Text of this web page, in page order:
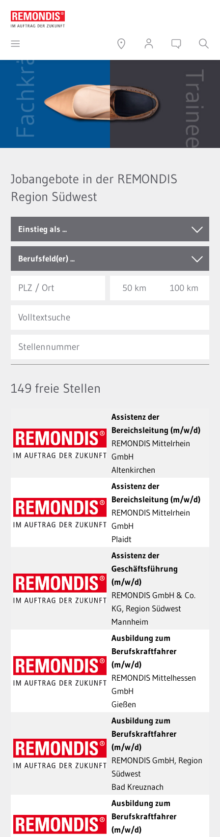
Jobangebote in der REMONDIS
Region Südwest
Einstieg als ...
Berufsfeld(er) ...
50 km 100 km
149 freie Stellen
Assistenz der
Bereichsleitung (m/w/d)
REMONDIS Mittelrhein
GmbH
Altenkirchen
Assistenz der
Bereichsleitung (m/w/d)
REMONDIS Mittelrhein
GmbH
Plaidt
Assistenz der
Geschäftsführung
(m/w/d)
REMONDIS GmbH & Co.
KG, Region Südwest
Mannheim
Ausbildung zum
Berufskraftfahrer
(m/w/d)
REMONDIS Mittelhessen
GmbH
Gießen
Ausbildung zum
Berufskraftfahrer
(m/w/d)
REMONDIS GmbH, Region
Südwest
Bad Kreuznach
Ausbildung zum
Berufskraftfahrer
(m/w/d)